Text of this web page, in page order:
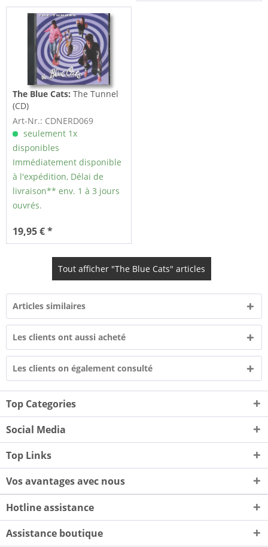
The Blue Cats:The Tunnel
(CD)
Art-Nr.: CDNERD069
seulement 1x
disponibles
Immédiatement disponible
à l'expédition, Délai de
livraison** env. 1 à 3 jours
ouvrés.
19,95 € *
Tout afficher "The Blue Cats" articles
Articles similaires
Les clients ont aussi acheté
Les clients on également consulté
Top Categories
Social Media
Top Links
Vos avantages avec nous
Hotline assistance
Assistance boutique